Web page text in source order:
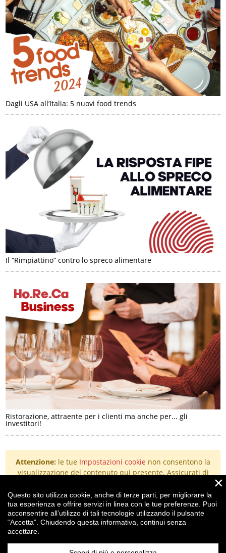
Dagli USA all’Italia: 5 nuovi food trends
Il “Rimpiattino” contro lo spreco alimentare
Ristorazione, attraente per i clienti ma anche per... gli
investitori!
Attenzione: le tue Impostazioni cookie non consentono la
visualizzazione del contenuto qui presente. Assicurati di
dell'esperienza".
t.+39 0523 364107
×
Questo sito utilizza cookie, anche di terze parti, per migliorare la
tua esperienza e offrire servizi in linea con le tue preferenze. Puoi
acconsentire all’utilizzo di tali tecnologie utilizzando il pulsante
“Accetta”. Chiudendo questa informativa, continui senza
accettare.